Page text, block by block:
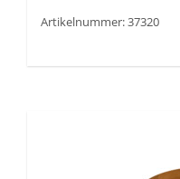
Artikelnummer: 37320